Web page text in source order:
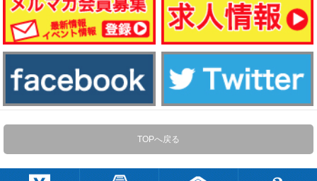
TOPへ戻る